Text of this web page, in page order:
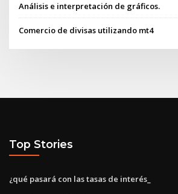
Análisis e interpretación de gráficos.
Comercio de divisas utilizando mt4
Top Stories
¿qué pasará con las tasas de interés_